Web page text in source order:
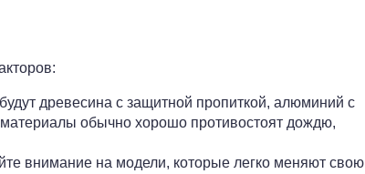
древесина с защитной пропиткой, алюминий с
обычно хорошо противостоят дождю,
внимание на модели, которые легко меняют свою